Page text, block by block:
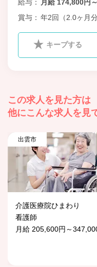
給与
月給 174,800円
賞与
年2回（2.0ヶ月分
キープする
この求人を見た方は
他にこんな求人を見
出雲市
介護医療院ひまわり
看護師
月給 205,600円～